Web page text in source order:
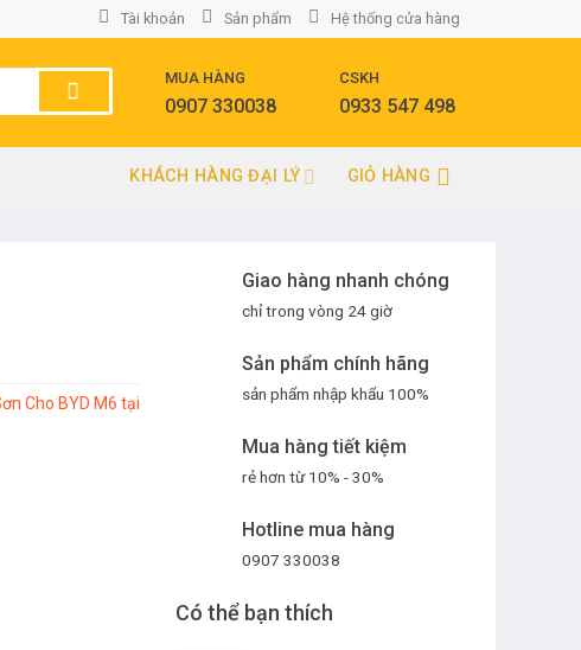
Tài khoản Sản phẩm Hệ thống cửa hàng
MUA HÀNG
0907 330038
CSKH
0933 547 498
KHÁCH HÀNG ĐẠI LÝ GIỎ HÀNG
Giao hàng nhanh chóng
chỉ trong vòng 24 giờ
Sản phẩm chính hãng
sản phẩm nhập khẩu 100%
Mua hàng tiết kiệm
rẻ hơn từ 10% - 30%
Hotline mua hàng
0907 330038
Có thể bạn thích
Cho BYD M6 tại